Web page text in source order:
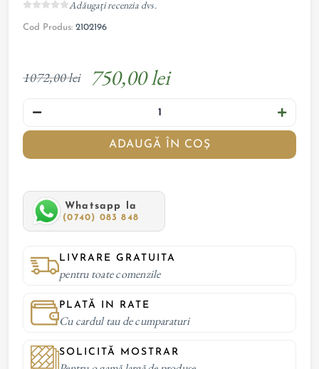
Adăugați recenzia dvs.
Cod Produs: 2102196
1072,00 lei 750,00 lei
ADAUGĂ ÎN COȘ
Whatsapp la
(0740) 083 848
LIVRARE GRATUITA
pentru toate comenzile
PLATĂ IN RATE
Cu cardul tau de cumparaturi
SOLICITĂ MOSTRAR